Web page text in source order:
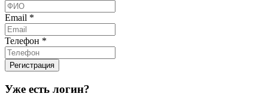
Email *
Телефон *
Уже есть логин?